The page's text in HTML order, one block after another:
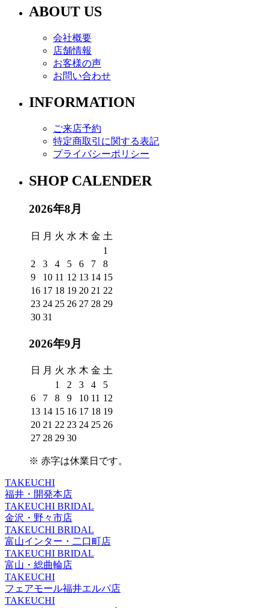
ABOUT US
会社概要
店舗情報
お客様の声
お問い合わせ
INFORMATION
ご来店予約
特定商取引に関する表記
プライバシーポリシー
SHOP CALENDER
2026年8月
日 月 火 水 木 金 土
1
2
3 4 5 6 7
8
9
10 11 12 13 14 15
16 17 18 19 20 21 22
23 24 25 26 27 28 29
30 31
2026年9月
日 月 火 水 木 金 土
1
2 3 4
5
6
7 8 9 10 11 12
13 14 15 16 17 18 19
20 21 22 23 24 25 26
27 28 29 30
※ 赤字は休業日 です。
TAKEUCHI
福井・開発本店
TAKEUCHI BRIDAL
金沢・野々市店
TAKEUCHI BRIDAL
富山インター・二口町店
TAKEUCHI BRIDAL
富山・総曲輪店
TAKEUCHI
フェアモール福井エルパ店
TAKEUCHI